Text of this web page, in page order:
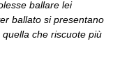
ballare lei
ballato si presentano
che riscuote più